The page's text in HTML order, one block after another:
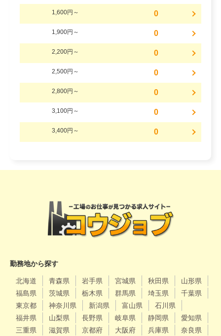
1,600円～ 0
1,900円～ 0
2,200円～ 0
2,500円～ 0
2,800円～ 0
3,100円～ 0
3,400円～ 0
勤務地から探す
北海道 青森県 岩手県 宮城県 秋田県
山形県
福島県
茨城県 栃木県 群馬県 埼玉県
千葉県
東京都
神奈川県 新潟県 富山県
石川県
福井県
山梨県 長野県 岐阜県 静岡県
愛知県
三重県
滋賀県 京都府 大阪府 兵庫県
奈良県